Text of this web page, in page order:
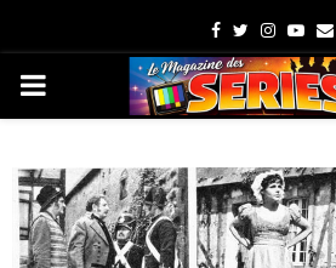
Facebook
Twitter
PRIMARY